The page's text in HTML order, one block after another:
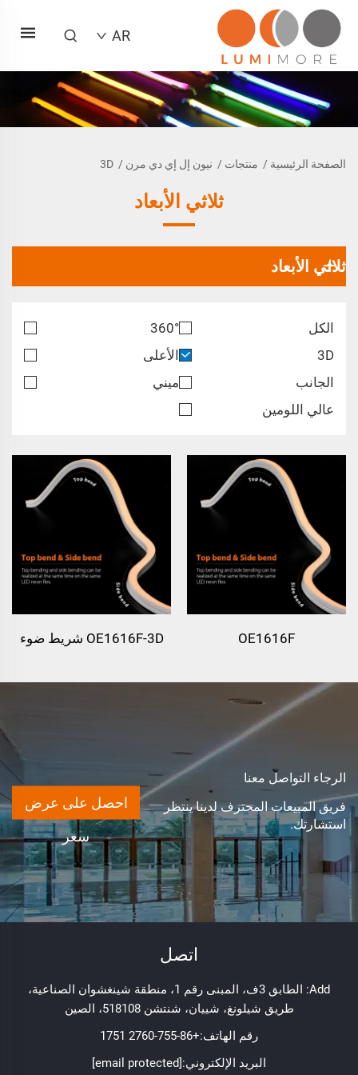
AR
الصفحة الرئيسية/ منتجات/ نيون إل إي دي مرن/
3D
ثلاثي الأبعاد
ثلاثي الأبعاد
الكل
360°
3D
الأعلى
الجانب
ميني
عالي اللومين
OE1616F
OE1616F-3D شريط ضوء
الرجاء التواصل معنا
فريق المبيعات المحترف لدينا ينتظر
استشارتك.
احصل على عرض
سعر
اتصل
Add: الطابق 3ف، المبنى رقم 1، منطقة شينغشوان الصناعية،
طريق شيلونغ، شييان، شنتشن 518108، الصين
رقم الهاتف:+86-755-2760 1751
البريد الإلكتروني:[email protected]